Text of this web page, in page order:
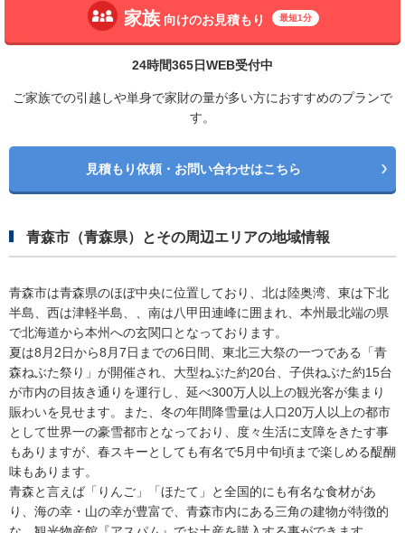
家族 向けのお見積もり 最短1分
24時間365日WEB受付中
ご家族での引越しや単身で家財の量が多い方におすすめのプランで
す。
見積もり依頼・お問い合わせはこちら
青森市（青森県）とその周辺エリアの地域情報
青森市は青森県のほぼ中央に位置しており、北は陸奥湾、東は下北
半島、西は津軽半島、、南は八甲田連峰に囲まれ、本州最北端の県
で北海道から本州への玄関口となっております。
夏は8月2日から8月7日までの6日間、東北三大祭の一つである「青
森ねぶた祭り」が開催され、大型ねぶた約20台、子供ねぶた約15台
が市内の目抜き通りを運行し、延べ300万人以上の観光客が集まり
賑わいを見せます。また、冬の年間降雪量は人口20万人以上の都市
として世界一の豪雪都市となっており、度々生活に支障をきたす事
もありますが、春スキーとしても有名で5月中旬頃まで楽しめる醍醐
味もあります。
青森と言えば「りんご」「ほたて」と全国的にも有名な食材があ
り、海の幸・山の幸が豊富で、青森市内にある三角の建物が特徴的